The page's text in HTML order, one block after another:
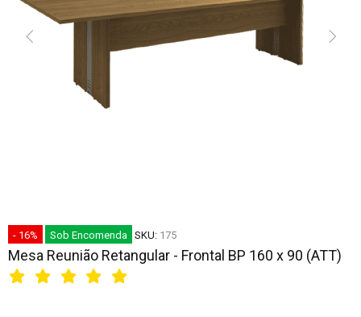
- 16% Sob Encomenda SKU: 175
Mesa Reunião Retangular - Frontal BP 160 x 90 (ATT)